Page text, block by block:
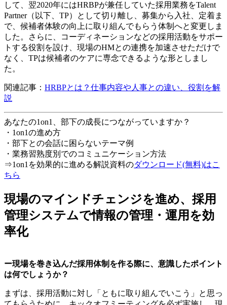
して、翌2020年にはHRBPが兼任していた採用業務をTalent
Partner（以下、TP）として切り離し、募集から入社、定着ま
で、候補者体験の向上に取り組んでもらう体制へと変更しま
した。さらに、コーディネーションなどの採用活動をサポー
トする役割を設け、現場のHMとの連携を加速させただけで
なく、TPは候補者のケアに専念できるような形としまし
た。
関連記事： HRBPとは？仕事内容や人事との違い、役割を解
説
あなたの1on1、部下の成長につながっていますか？
・1on1の進め方
・部下との会話に困らないテーマ例
・業務習熟度別でのコミュニケーション方法
⇒1on1を効果的に進める解説資料のダウンロード(無料)はこ
ちら
現場のマインドチェンジを進め、採用
管理システムで情報の管理・運用を効
率化
ー現場を巻き込んだ採用体制を作る際に、意識したポイント
は何でしょうか？
まずは、採用活動に対し「ともに取り組んでいこう」と思っ